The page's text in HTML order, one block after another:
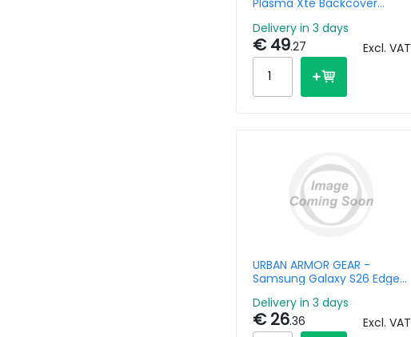
Plasma Xte Backcover
S26 - Ash / Titanium
Delivery in 3 days
€ 49.27 Excl. VAT
URBAN ARMOR GEAR -
Samsung Galaxy S26 Edge
Delivery in 3 days
€ 26.36 Excl. VAT